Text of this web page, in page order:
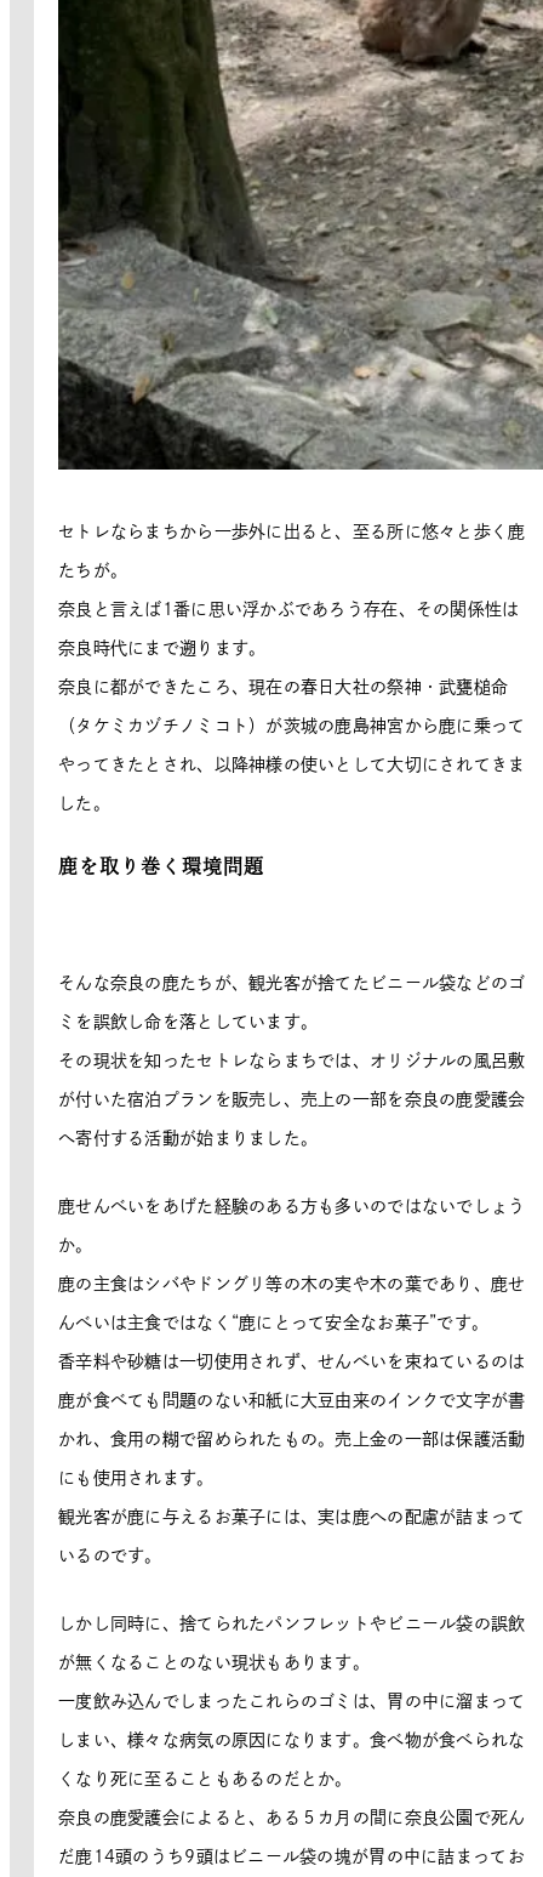
セトレならまちから一歩外に出ると、至る所に悠々と歩く鹿
たちが。
奈良と言えば1番に思い浮かぶであろう存在、その関係性は
奈良時代にまで遡ります。
奈良に都ができたころ、現在の春日大社の祭神・武甕槌命
（タケミカヅチノミコト）が茨城の鹿島神宮から鹿に乗って
やってきたとされ、以降神様の使いとして大切にされてきま
した。
鹿を取り巻く環境問題
そんな奈良の鹿たちが、観光客が捨てたビニール袋などのゴ
ミを誤飲し命を落としています。
その現状を知ったセトレならまちでは、オリジナルの風呂敷
が付いた宿泊プランを販売し、売上の一部を奈良の鹿愛護会
へ寄付する活動が始まりました。
鹿せんべいをあげた経験のある方も多いのではないでしょう
か。
鹿の主食はシバやドングリ等の木の実や木の葉であり、鹿せ
んべいは主食ではなく“鹿にとって安全なお菓子”です。
香辛料や砂糖は一切使用されず、せんべいを束ねているのは
鹿が食べても問題のない和紙に大豆由来のインクで文字が書
かれ、食用の糊で留められたもの。売上金の一部は保護活動
にも使用されます。
観光客が鹿に与えるお菓子には、実は鹿への配慮が詰まって
いるのです。
しかし同時に、捨てられたパンフレットやビニール袋の誤飲
が無くなることのない現状もあります。
一度飲み込んでしまったこれらのゴミは、胃の中に溜まって
しまい、様々な病気の原因になります。食べ物が食べられな
くなり死に至ることもあるのだとか。
奈良の鹿愛護会によると、ある５カ月の間に奈良公園で死ん
だ鹿14頭のうち9頭はビニール袋の塊が胃の中に詰まってお